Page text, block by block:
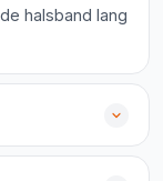
halsband lang